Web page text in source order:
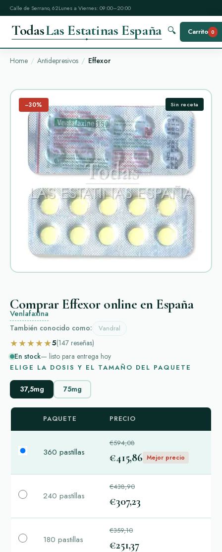
Calle de Serrano, 62Lunes a Viernes: 09:00–20:00
TodasLas Estatinas España 🔍 Carrito 0
Home Antidepresivos Effexor
−30% Sin receta
Comprar Effexor online en España
Venlafaxina
También conocido como: Vandral
★★★★★5(147 reseñas)
En stock— listo para entrega hoy
ELIGE LA DOSIS Y EL TAMAÑO DEL PAQUETE
37,5mg 75mg
PAQUETE PRECIO
360 pastillas
€594,08
€415,86 Mejor precio
240 pastillas
€438,90
€307,23
180 pastillas
€359,10
€251,37